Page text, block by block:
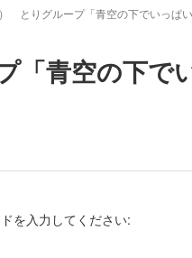
とりグループ「青空の下でいっぱい
「青空の下で
を入力してください: